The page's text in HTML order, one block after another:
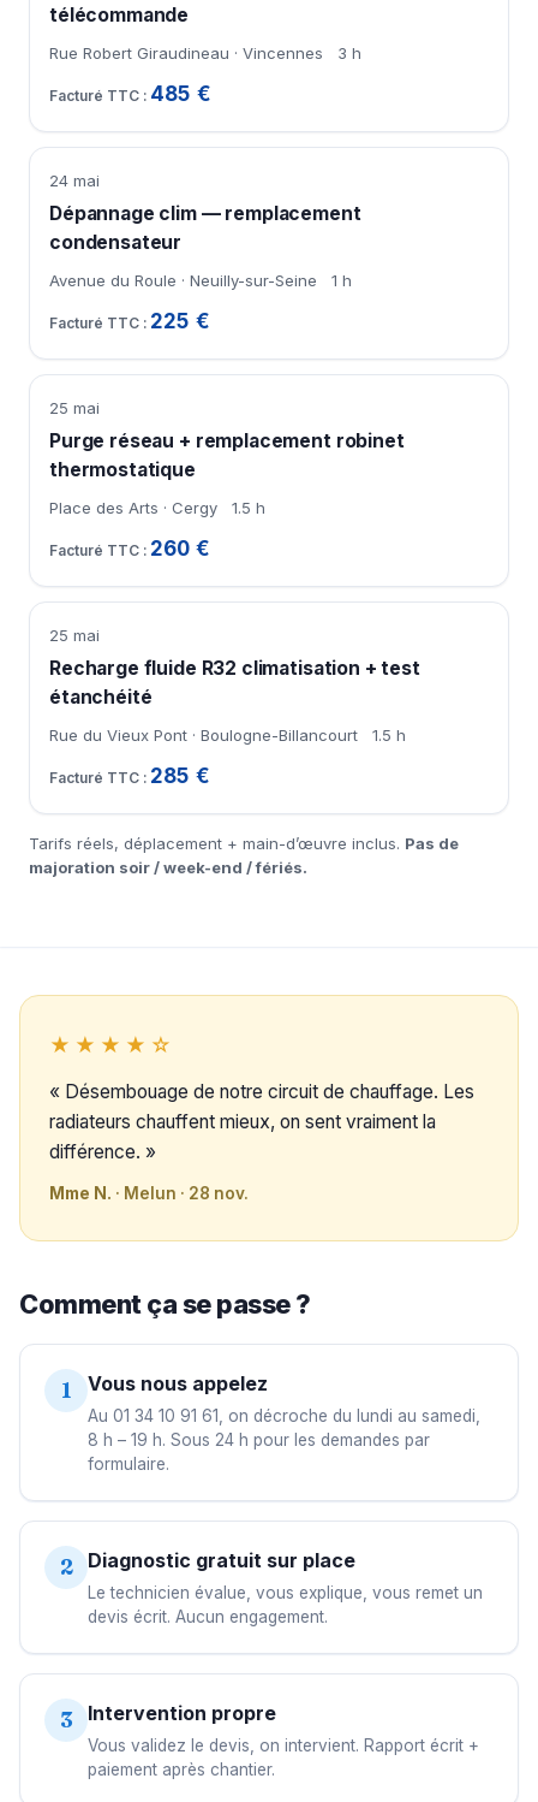
télécommande
Rue Robert Giraudineau · Vincennes 3 h
485 €
24 mai
Dépannage clim — remplacement
condensateur
Avenue du Roule · Neuilly-sur-Seine 1 h
225 €
25 mai
Purge réseau + remplacement robinet
thermostatique
Place des Arts · Cergy 1.5 h
260 €
25 mai
Recharge fluide R32 climatisation + test
étanchéité
Rue du Vieux Pont · Boulogne-Billancourt 1.5 h
285 €
Tarifs réels, déplacement + main-d’œuvre inclus. Pas de
majoration soir / week-end / fériés.
★★★★☆
« Désembouage de notre circuit de chauffage. Les
radiateurs chauffent mieux, on sent vraiment la
différence. »
Mme N. · Melun · 28 nov.
Comment ça se passe ?
1 Vous nous appelez
Au 01 34 10 91 61, on décroche du lundi au samedi,
8 h – 19 h. Sous 24 h pour les demandes par
formulaire.
2 Diagnostic gratuit sur place
Le technicien évalue, vous explique, vous remet un
devis écrit. Aucun engagement.
3 Intervention propre
Vous validez le devis, on intervient. Rapport écrit +
paiement après chantier.